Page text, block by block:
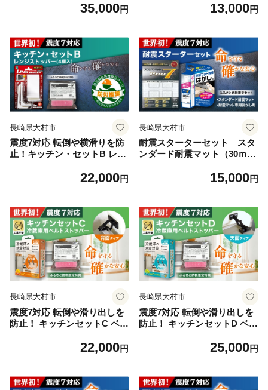
Lサイズ 100V型まで対応 ＋
ベルト / 大村市 / プロセブン
株式会社 [ACBX005]
35,000円
12kgまで ＋ すべり止め キャ
セブン株式会社 [ACBX006]
13,000円
長崎県大村市
震度7対応 転倒や横滑りを防
止！キッチン・セットB レン
25kgまで ＋ すべり止め キャ
セブン株式会社 [ACBX007]
22,000円
長崎県大村市
耐震スターターセット スタ
ンダード耐震マット（30ｍｍ
剥がし剤（60ml）防災用品
セブン [ACBX012]
15,000円
長崎県大村市
震度7対応 転倒や滑り出しを
防止！ キッチンセットC ベル
イプ + 滑り止めキャッチジェ
プロセブン [ACBX008]
22,000円
長崎県大村市
震度7対応 転倒や滑り出しを
防止！ キッチンセットD ベル
イプ ＋ 滑り止めキャッチジ
/ プロセブン [ACBX009]
25,000円